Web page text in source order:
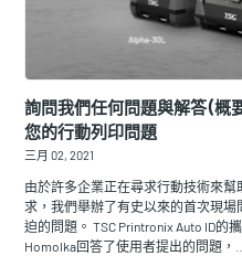
詢問我們任何問題與解答(
您的行動列印問題
三月 02, 2021
由於許多企業正在尋求行動技術來
求，我們舉辦了有史以來的首次現
迫的問題。 TSC Printronix Auto ID的
Homolka回答了使用者提出的問題，…